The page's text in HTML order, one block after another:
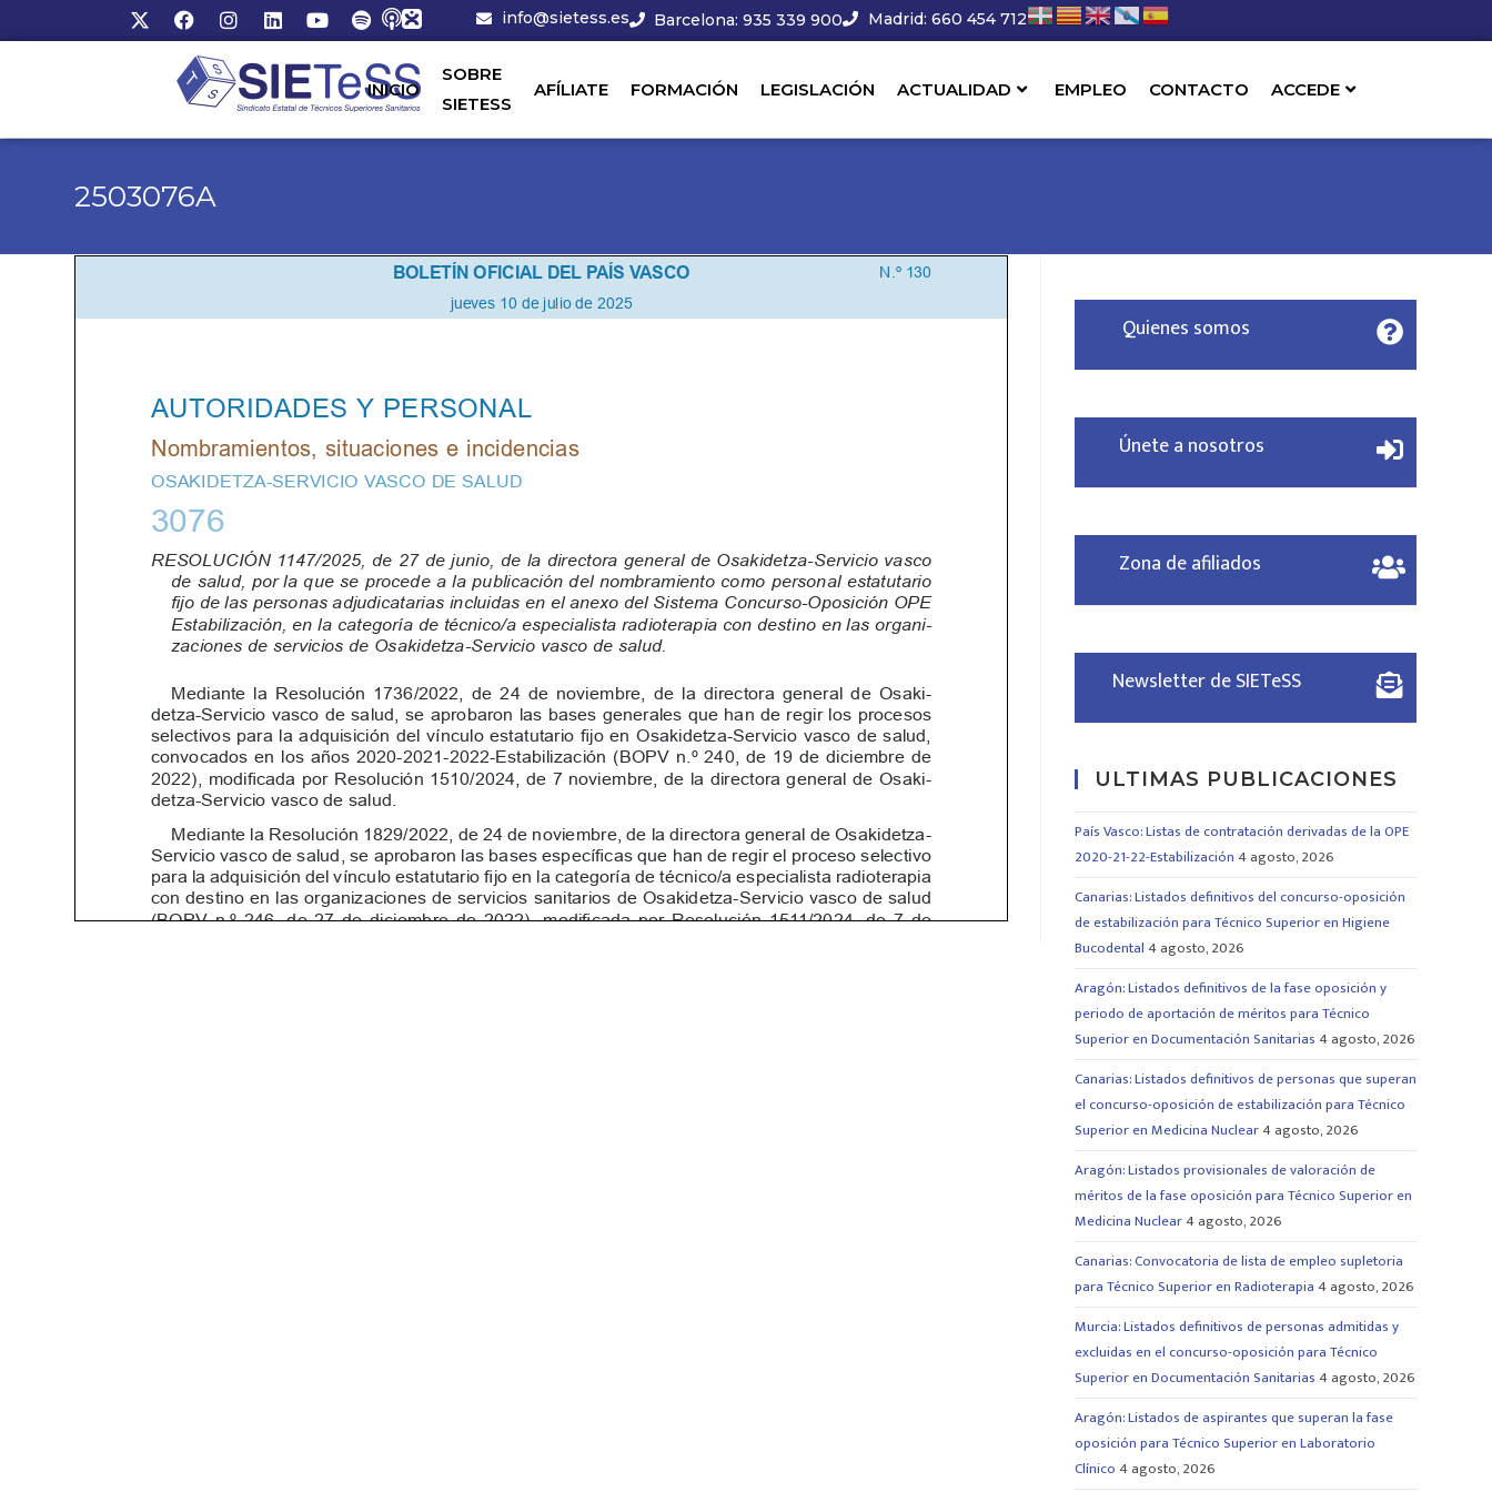
info@sietess.es Barcelona: 935 339 900 Madrid: 660 454 712
INICIO
SOBRE
SIETESS
AFÍLIATE FORMACIÓN LEGISLACIÓN ACTUALIDAD EMPLEO CONTACTO ACCEDE
2503076A
Quienes somos
Únete a nosotros
Zona de afiliados
Newsletter de SIETeSS
ULTIMAS PUBLICACIONES
País Vasco: Listas de contratación derivadas de la OPE
2020-21-22-Estabilización4 agosto, 2026
Canarias: Listados definitivos del concurso-oposición
de estabilización para Técnico Superior en Higiene
Bucodental4 agosto, 2026
Aragón: Listados definitivos de la fase oposición y
periodo de aportación de méritos para Técnico
Superior en Documentación Sanitarias4 agosto, 2026
Canarias: Listados definitivos de personas que superan
el concurso-oposición de estabilización para Técnico
Superior en Medicina Nuclear4 agosto, 2026
Aragón: Listados provisionales de valoración de
méritos de la fase oposición para Técnico Superior en
Medicina Nuclear4 agosto, 2026
Canarias: Convocatoria de lista de empleo supletoria
para Técnico Superior en Radioterapia4 agosto, 2026
Murcia: Listados definitivos de personas admitidas y
excluidas en el concurso-oposición para Técnico
Superior en Documentación Sanitarias4 agosto, 2026
Aragón: Listados de aspirantes que superan la fase
oposición para Técnico Superior en Laboratorio
Clínico4 agosto, 2026